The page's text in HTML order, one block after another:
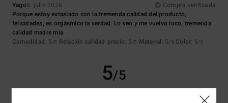
Yago8. julio 2026
Compra verificada
Porque estoy extasiado con la tremenda calidad del producto,
felicidades, es orgásmico la verdad. Lo veo y me vuelvo loco, tremenda
calidad madre mía
Comodidad: 5/5 Relación calidad-precio: 5/5 Material: 5/5 Color: 5/5
5/5